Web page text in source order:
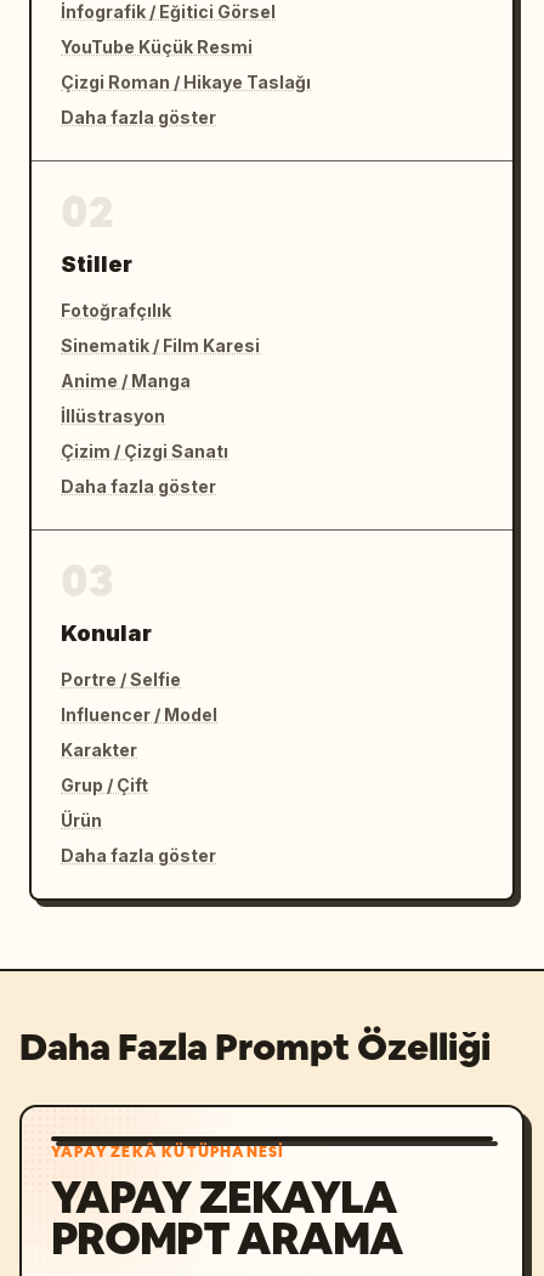
İnfografik / Eğitici Görsel
YouTube Küçük Resmi
Çizgi Roman / Hikaye Taslağı
Daha fazla göster
Stiller
Fotoğrafçılık
Sinematik / Film Karesi
Anime / Manga
İllüstrasyon
Çizim / Çizgi Sanatı
Daha fazla göster
Konular
Portre / Selfie
Influencer / Model
Karakter
Grup / Çift
Ürün
Daha fazla göster
Daha Fazla Prompt Özelliği
YAPAY ZEKÂ KÜTÜPHANESI
YAPAY ZEKAYLA
PROMPT ARAMA